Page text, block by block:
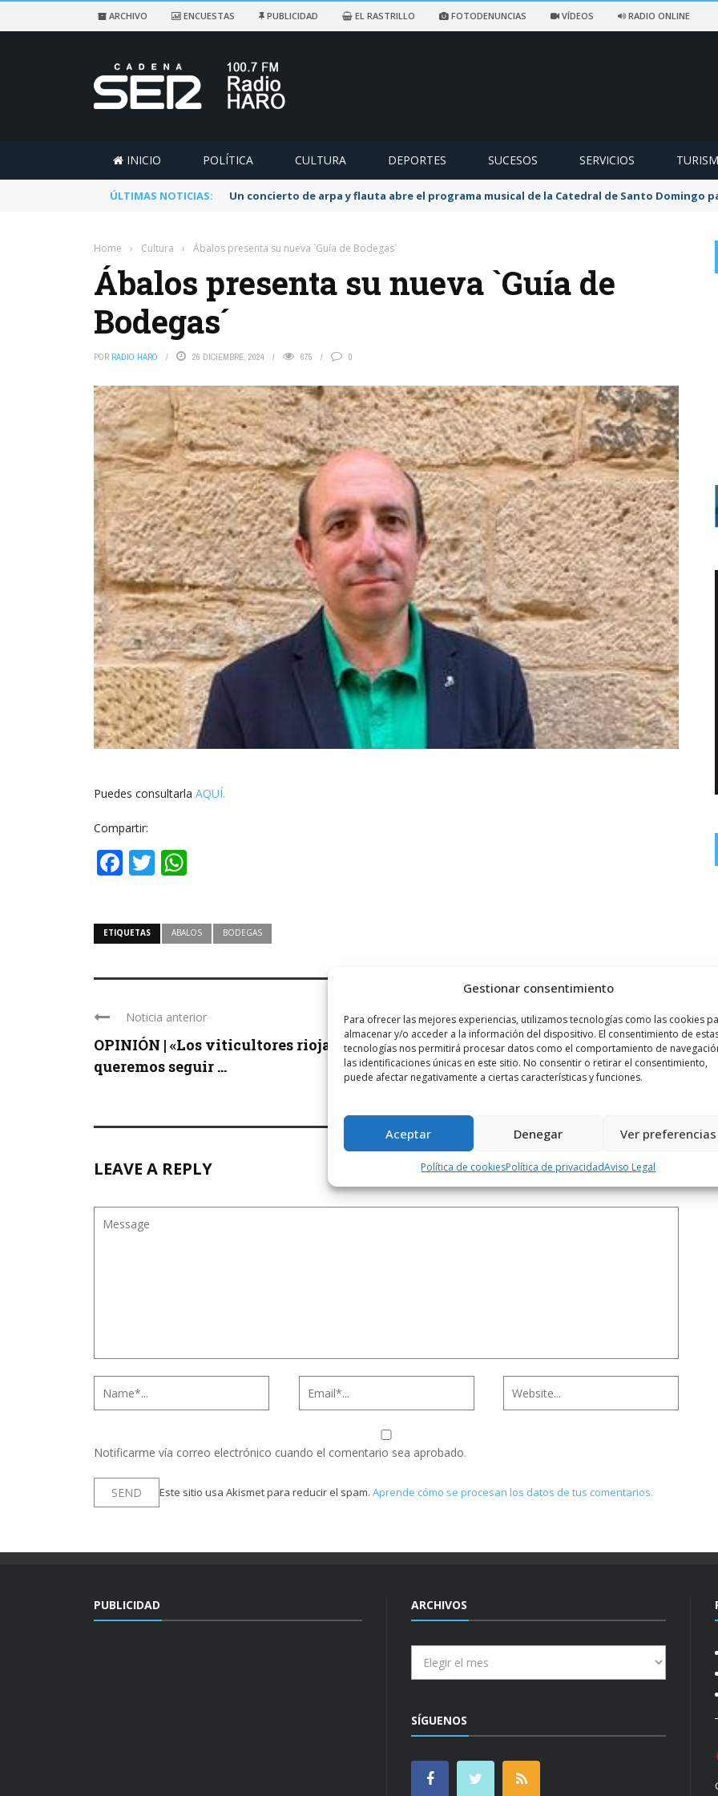
Gestionar consentimiento
Para ofrecer las mejores experiencias, utilizamos tecnologías como las cookies
almacenar y/o acceder a la información del dispositivo. El consentimiento de
tecnologías nos permitirá procesar datos como el comportamiento de
las identificaciones únicas en este sitio. No consentir o retirar el consentimiento,
puede afectar negativamente a ciertas características y funciones.
Aceptar Denegar Ver preferencias
Política de cookiesPolítica de privacidadAviso Legal
ARCHIVO ENCUESTAS PUBLICIDAD EL RASTRILLO FOTODENUNCIAS VÍDEOS RADIO ONLINE
INICIO POLÍTICA CULTURA DEPORTES SUCESOS SERVICIOS
ÚLTIMAS NOTICIAS: Un concierto de arpa y flauta abre el programa musical de la Catedral de Santo Domingo
Home › Cultura › Ábalos presenta su nueva `Guía de Bodegas´
Ábalos presenta su nueva `Guía de
Bodegas´
POR RADIO HARO 26 DICIEMBRE, 2024 675 0
Puedes consultarla AQUÍ.
Compartir:
Facebook
Twitter
ETIQUETAS ABALOS BODEGAS
Noticia anterior
OPINIÓN | «Los viticultores riojanos
queremos seguir ...
Siguiente noticia
El Gobierno de España invierte 1,81
millones ...
LEAVE A REPLY
Notificarme vía correo electrónico cuando el comentario sea aprobado.
Este sitio usa Akismet para reducir el spam. Aprende cómo se procesan los datos de tus comentarios.
PUBLICIDAD ARCHIVOS
SÍGUENOS